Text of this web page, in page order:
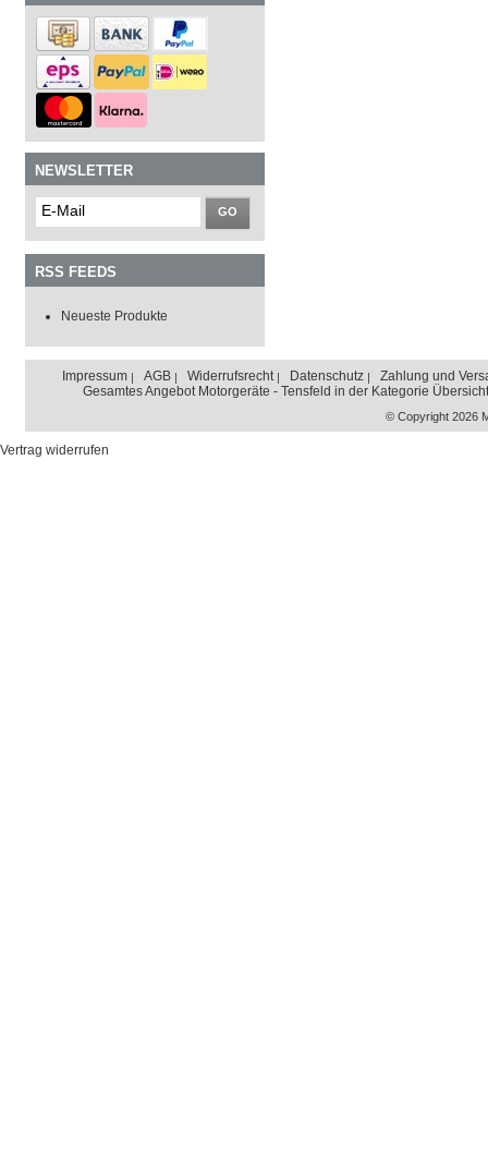
NEWSLETTER
GO
RSS FEEDS
Neueste Produkte
Impressum AGB Widerrufsrecht Datenschutz
Zahlung und
Gesamtes Angebot Motorgeräte - Tensfeld in der Kategorie Übersicht
© Copyright 2026
Vertrag widerrufen